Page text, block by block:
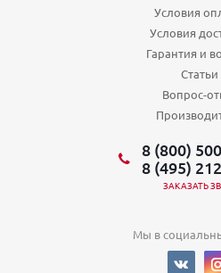
Условия
Условия
Гарантия и
Статьи
Вопрос-
8 (800)
8 (495)
ЗАКАЗАТЬ
Мы в